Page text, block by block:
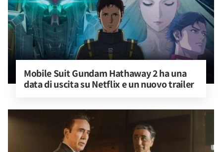
Mobile Suit Gundam Hathaway 2 ha una
data di uscita su Netflix e un nuovo trailer